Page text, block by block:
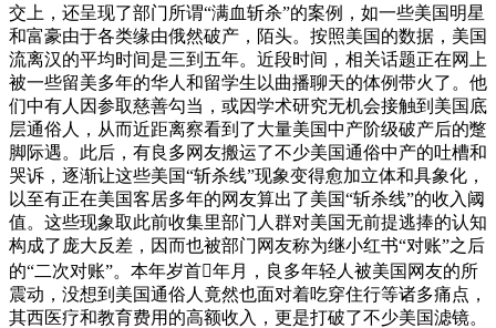
交上，还呈现了部门所谓“满血斩杀”的案例，如一些美国明星
和富豪由于各类缘由俄然破产，陌头。按照美国的数据，美国
流离汉的平均时间是三到五年。近段时间，相关话题正在网上
被一些留美多年的华人和留学生以曲播聊天的体例带火了。他
们中有人因参取慈善勾当，或因学术研究无机会接触到美国底
层通俗人，从而近距离察看到了大量美国中产阶级破产后的蹩
脚际遇。此后，有良多网友搬运了不少美国通俗中产的吐槽和
哭诉，逐渐让这些美国“斩杀线”现象变得愈加立体和具象化，
以至有正在美国客居多年的网友算出了美国“斩杀线”的收入阈
值。这些现象取此前收集里部门人群对美国无前提逃捧的认知
构成了庞大反差，因而也被部门网友称为继小红书“对账”之后
的“二次对账”。本年岁首年月，良多年轻人被美国网友的所
震动，没想到美国通俗人竟然也面对着吃穿住行等诸多痛点，
其西医疗和教育费用的高额收入，更是打破了不少美国滤镜。